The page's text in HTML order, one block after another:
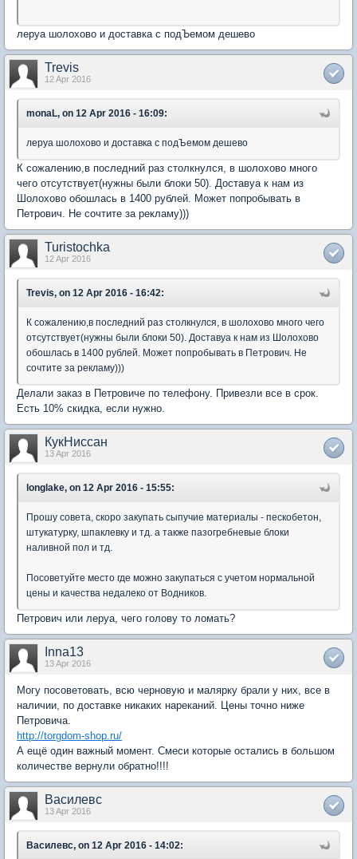
леруа шолохово и доставка с подЪемом дешево
Trevis
12 Apr 2016
monaL, on 12 Apr 2016 - 16:09:
леруа шолохово и доставка с подЪемом дешево
К сожалению,в последний раз столкнулся, в шолохово много
чего отсутствует(нужны были блоки 50). Доставуа к нам из
Шолохово обошлась в 1400 рублей. Может попробывать в
Петрович. Не сочтите за рекламу)))
Turistochka
12 Apr 2016
Trevis, on 12 Apr 2016 - 16:42:
К сожалению,в последний раз столкнулся, в шолохово много чего
отсутствует(нужны были блоки 50). Доставуа к нам из Шолохово
обошлась в 1400 рублей. Может попробывать в Петрович. Не
сочтите за рекламу)))
Делали заказ в Петровиче по телефону. Привезли все в срок.
Есть 10% скидка, если нужно.
КукНиссан
13 Apr 2016
longlake, on 12 Apr 2016 - 15:55:
Прошу совета, скоро закупать сыпучие материалы - пескобетон,
штукатурку, шпаклевку и тд. а также пазогребневые блоки
наливной пол и тд.
Посоветуйте место где можно закупаться с учетом нормальной
цены и качества недалеко от Водников.
Петрович или леруа, чего голову то ломать?
Inna13
13 Apr 2016
Могу посоветовать, всю черновую и малярку брали у них, все в
наличии, по доставке никаких нареканий. Цены точно ниже
Петровича.
http://torgdom-shop.ru/
А ещё один важный момент. Смеси которые остались в большом
количестве вернули обратно!!!!
Василевс
13 Apr 2016
Василевс, on 12 Apr 2016 - 14:02: